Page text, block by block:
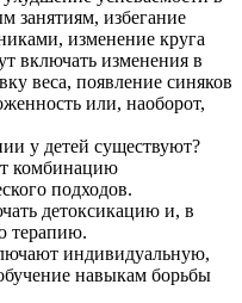
занятиям, избегание
изменение круга
включать изменения в
веса, появление синяков
или, наоборот,
у детей существуют?
комбинацию
подходов.
детоксикацию и, в
терапию.
индивидуальную,
навыкам борьбы